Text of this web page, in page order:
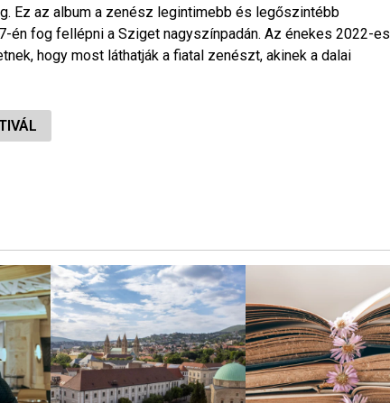
Ez az album a zenész legintimebb és legőszintébb
én fog fellépni a Sziget nagyszínpadán. Az énekes 2022-es
hogy most láthatják a fiatal zenészt, akinek a dalai